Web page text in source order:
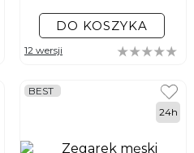
DO KOSZYKA
12 wersji
BEST
24h